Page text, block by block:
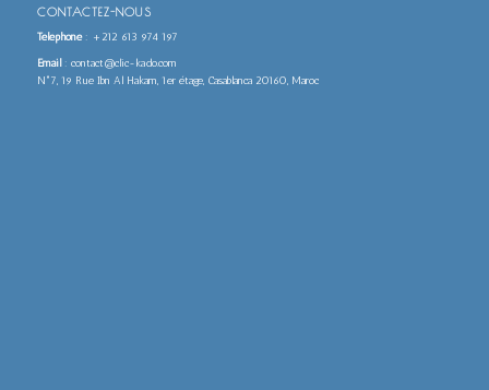
CONTACTEZ-NOUS
Téléphone: +212 613 974 197
Email : contact@clic-kado.com
N°7, 19 Rue Ibn Al Hakam, 1er étage, Casablanca 20160, Maroc